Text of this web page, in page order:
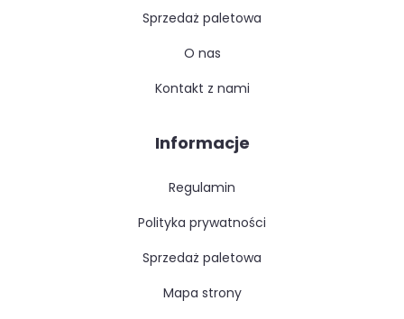
sprzedaż paletowa
o nas
kontakt z nami
Informacje
regulamin
polityka prywatności
sprzedaż paletowa
mapa strony